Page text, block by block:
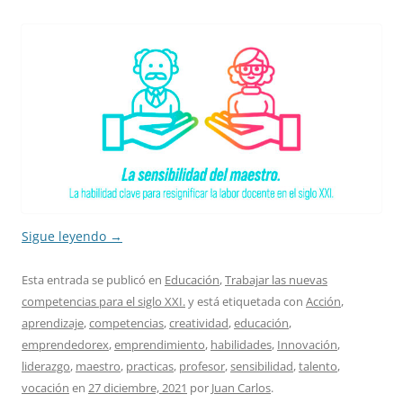
Sigue leyendo →
Esta entrada se publicó en Educación,Trabajar las nuevas
competencias para el siglo XXI.y está etiquetada con Acción,
aprendizaje,competencias,creatividad,educación,
emprendedorex,emprendimiento, habilidades, Innovación,
liderazgo, maestro, practicas, profesor,sensibilidad,talento,
vocación en 27 diciembre, 2021 por Juan Carlos.